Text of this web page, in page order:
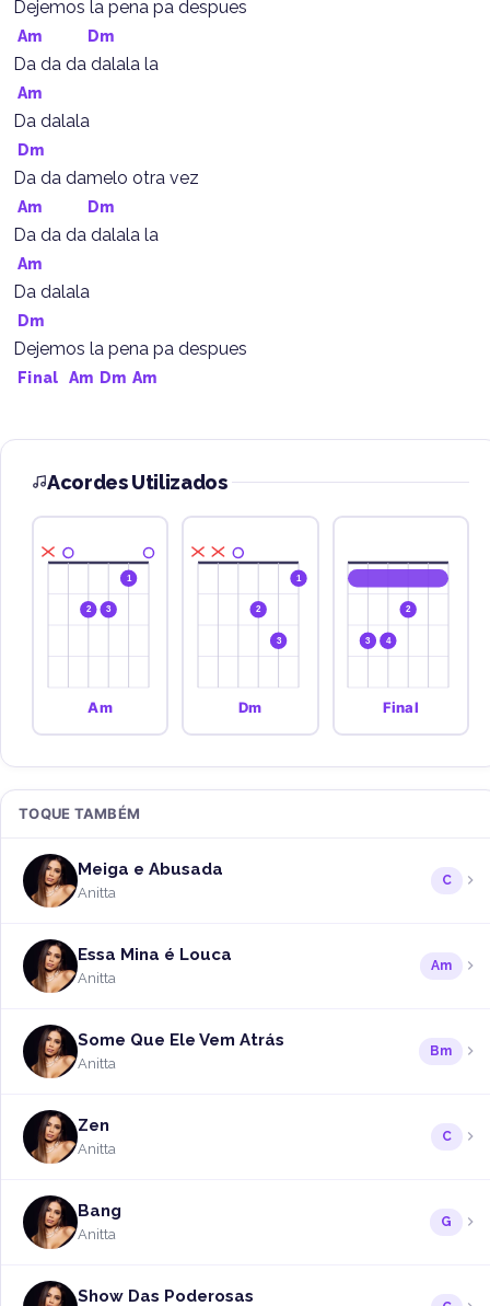
Dejemos la pena pa despues
Am Dm
Da da da dalala la
Am
Da dalala
Dm
Da da damelo otra vez
Am Dm
Da da da dalala la
Am
Da dalala
Dm
Dejemos la pena pa despues
Final Am  Dm  Am
Acordes Utilizados
2 3
1
Am
2
3
1
Dm
3 4
2
Final
TOQUE TAMBÉM
Meiga e Abusada
Anitta
C
Essa Mina é Louca
Anitta
Am
Some Que Ele Vem Atrás
Anitta
Bm
Zen
Anitta
C
Bang
Anitta
G
Show Das Poderosas